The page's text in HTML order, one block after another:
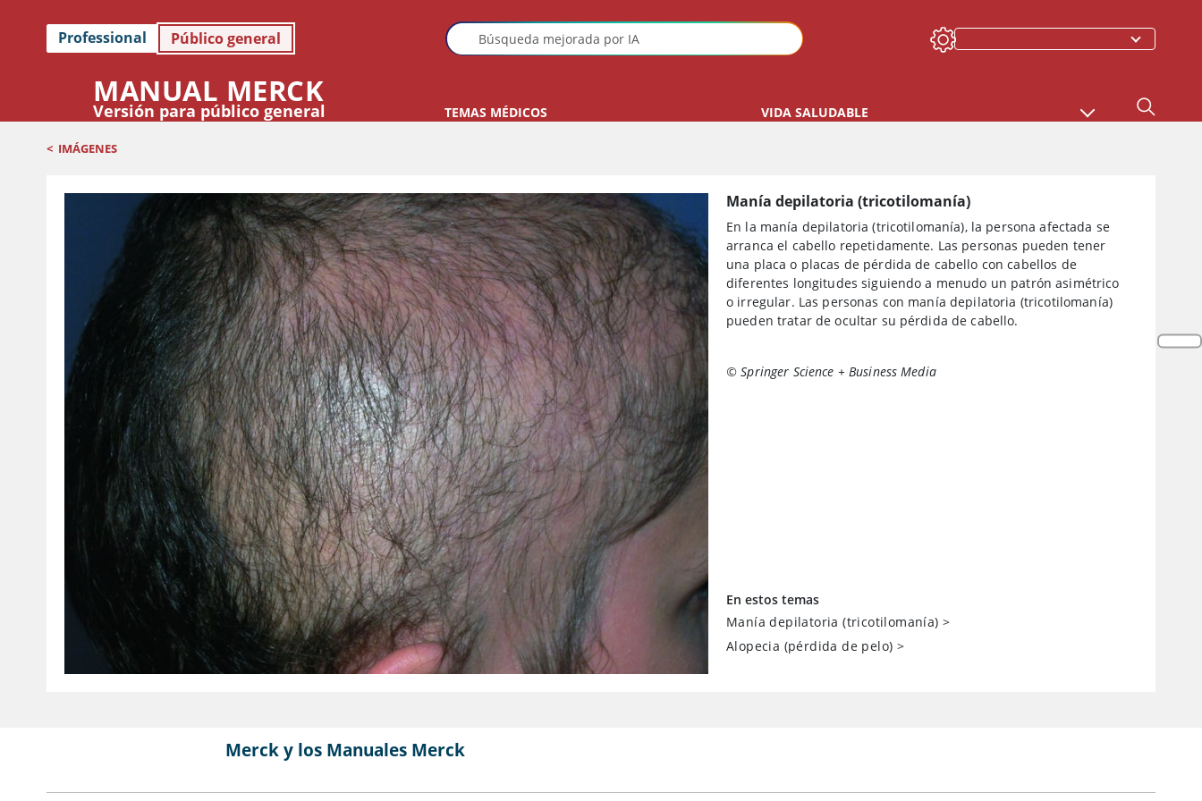
Professional Público general
MANUAL MERCK
Versión para público general TEMAS MÉDICOS VIDA SALUDABLE
< IMÁGENES
Manía depilatoria (tricotilomanía)
En la manía depilatoria (tricotilomanía), la persona afectada se
arranca el cabello repetidamente. Las personas pueden tener
una placa o placas de pérdida de cabello con cabellos de
diferentes longitudes siguiendo a menudo un patrón asimétrico
o irregular. Las personas con manía depilatoria (tricotilomanía)
pueden tratar de ocultar su pérdida de cabello.
© Springer Science + Business Media
En estos temas
Manía depilatoria (tricotilomanía) >
Alopecia (pérdida de pelo) >
Merck y los Manuales Merck